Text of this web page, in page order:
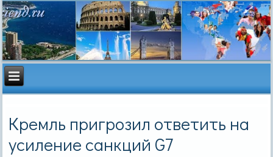
Кремль пригрозил ответить на
усиление санкций G7